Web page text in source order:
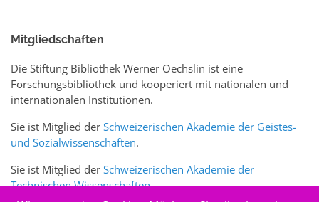
Mitgliedschaften
Die Stiftung Bibliothek Werner Oechslin ist eine
Forschungsbibliothek und kooperiert mit nationalen und
internationalen Institutionen.
Sie ist Mitglied der Schweizerischen Akademie der Geistes-
und Sozialwissenschaften.
Sie ist Mitglied der Schweizerischen Akademie der
Technischen Wissenschaften.